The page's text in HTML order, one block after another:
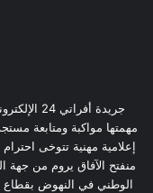
جريدة
مهمتها مواكبة ومتابعة
إعلامية مهنية تتوخى
منفتح الآفاق يروم من
الوطني في النهوض بقطاع